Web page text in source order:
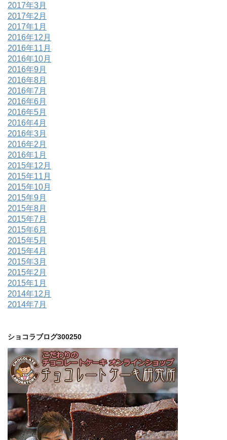
2017年3月
2017年2月
2017年1月
2016年12月
2016年11月
2016年10月
2016年9月
2016年8月
2016年7月
2016年6月
2016年5月
2016年4月
2016年3月
2016年2月
2016年1月
2015年12月
2015年11月
2015年10月
2015年9月
2015年8月
2015年7月
2015年6月
2015年5月
2015年4月
2015年3月
2015年2月
2015年1月
2014年12月
2014年7月
ショコラブログ300250